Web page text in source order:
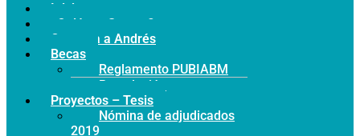
Inicio
¿Quiénes Somos?
Conozca a Andrés
Becas
Reglamento PUBIABM
Postulación
Proyectos – Tesis
Nómina de adjudicados
2019